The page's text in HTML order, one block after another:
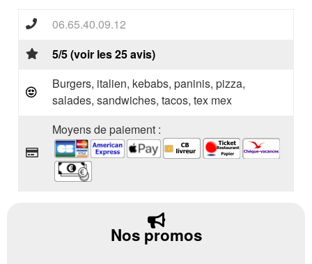
06.65.40.09.12
5/5 (voir les 25 avis)
Burgers, italien, kebabs, paninis, pizza,
salades, sandwiches, tacos, tex mex
Moyens de paiement :
Nos promos